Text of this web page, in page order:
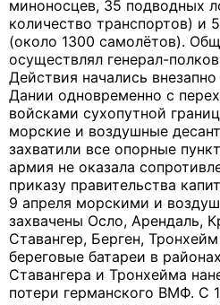
миноносцев, 35 подводных
количество транспортов) и
(около 1300 самолётов).
осуществлял генерал-
Действия начались
Дании одновременно с
войсками сухопутной
морские и воздушные
захватили все опорные
армия не оказала
приказу правительства
9 апреля морскими и
захвачены Осло, Арендаль,
Ставангер, Берген,
береговые батареи в
Ставангера и Тронхейма
потери германского ВМФ. С